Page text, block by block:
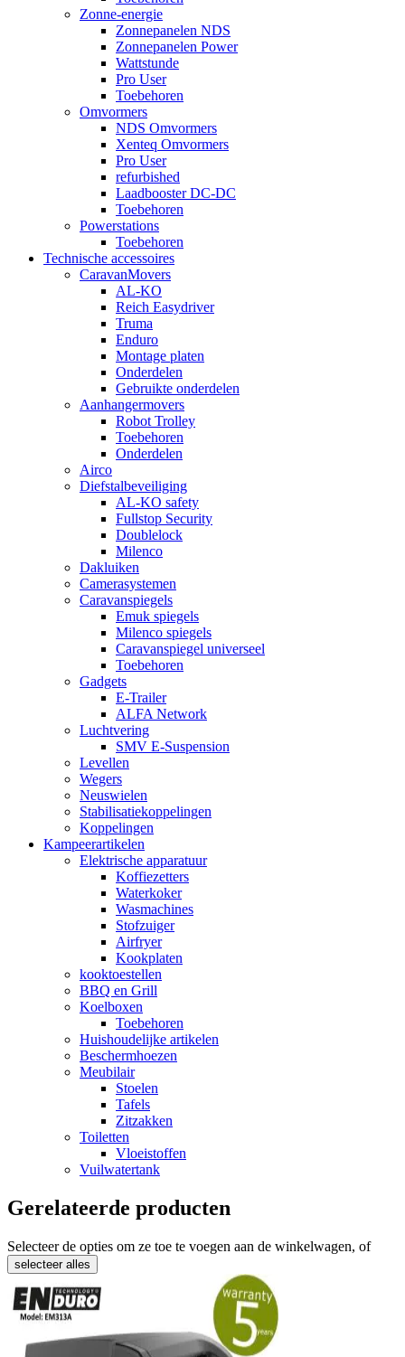
Zonne-energie
Zonnepanelen NDS
Zonnepanelen Power
Wattstunde
Pro User
Toebehoren
Omvormers
NDS Omvormers
Xenteq Omvormers
Pro User
refurbished
Laadbooster DC-DC
Toebehoren
Powerstations
Toebehoren
Technische accessoires
CaravanMovers
AL-KO
Reich Easydriver
Truma
Enduro
Montage platen
Onderdelen
Gebruikte onderdelen
Aanhangermovers
Robot Trolley
Toebehoren
Onderdelen
Airco
Diefstalbeveiliging
AL-KO safety
Fullstop Security
Doublelock
Milenco
Dakluiken
Camerasystemen
Caravanspiegels
Emuk spiegels
Milenco spiegels
Caravanspiegel universeel
Toebehoren
Gadgets
E-Trailer
ALFA Network
Luchtvering
SMV E-Suspension
Levellen
Wegers
Neuswielen
Stabilisatiekoppelingen
Koppelingen
Kampeerartikelen
Elektrische apparatuur
Koffiezetters
Waterkoker
Wasmachines
Stofzuiger
Airfryer
Kookplaten
kooktoestellen
BBQ en Grill
Koelboxen
Toebehoren
Huishoudelijke artikelen
Beschermhoezen
Meubilair
Stoelen
Tafels
Zitzakken
Toiletten
Vloeistoffen
Vuilwatertank
Gerelateerde producten
Selecteer de opties om ze toe te voegen aan de winkelwagen, of
selecteer alles